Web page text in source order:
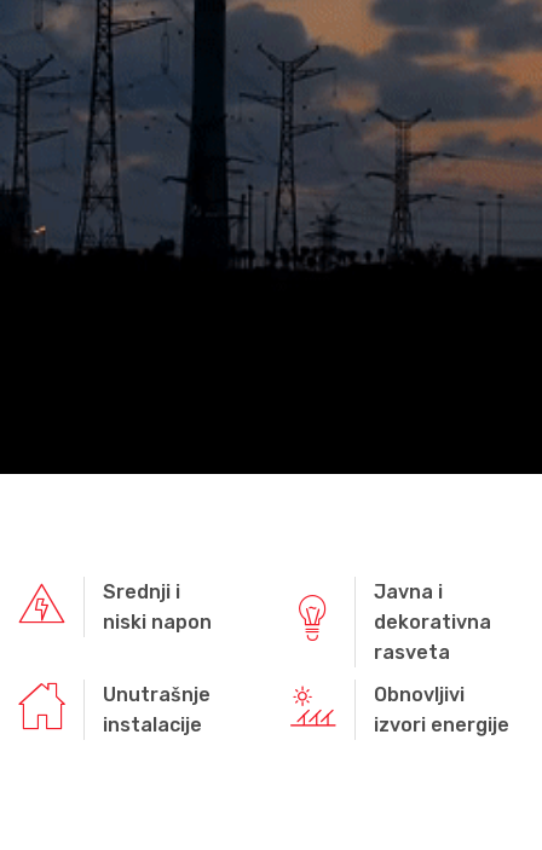
Srednji i
niski napon
Javna i
dekorativna
rasveta
Unutrašnje
instalacije
Obnovljivi
izvori energije